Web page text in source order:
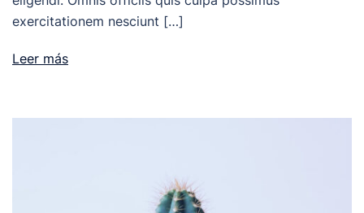
exercitationem nesciunt […]
Leer más